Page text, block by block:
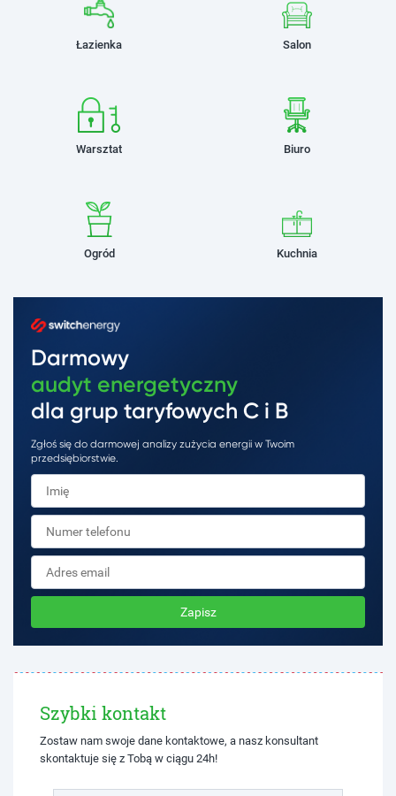
Łazienka Salon
Warsztat Biuro
Ogród Kuchnia
Darmowy
audyt energetyczny
dla grup taryfowych C i B
Zgłoś się do darmowej analizy zużycia energii w Twoim
przedsiębiorstwie.
Zapisz
Szybki kontakt
Zostaw nam swoje dane kontaktowe, a nasz konsultant
skontaktuje się z Tobą w ciągu 24h!